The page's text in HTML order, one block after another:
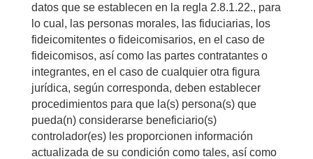
datos que se establecen en la regla 2.8.1.22., para
lo cual, las personas morales, las fiduciarias, los
fideicomitentes o fideicomisarios, en el caso de
fideicomisos, así como las partes contratantes o
integrantes, en el caso de cualquier otra figura
jurídica, según corresponda, deben establecer
procedimientos para que la(s) persona(s) que
pueda(n) considerarse beneficiario(s)
controlador(es) les proporcionen información
actualizada de su condición como tales, así como